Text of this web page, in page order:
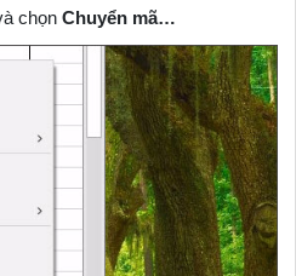
chọnChuyển mã…